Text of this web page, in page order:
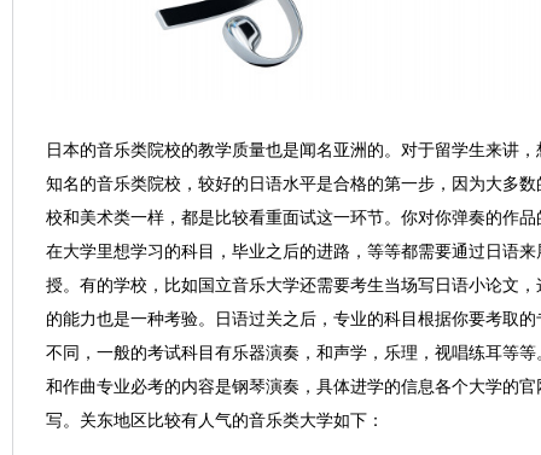
日本的音乐类院校的教学质量也是闻名亚洲的。对于留学生来讲
知名的音乐类院校，较好的日语水平是合格的第一步，因为大多数
校和美术类一样，都是比较看重面试这一环节。你对你弹奏的作品
在大学里想学习的科目，毕业之后的进路，等等都需要通过日语来
授。有的学校，比如国立音乐大学还需要考生当场写日语小论文，
的能力也是一种考验。日语过关之后，专业的科目根据你要考取的
不同，一般的考试科目有乐器演奏，和声学，乐理，视唱练耳等等
和作曲专业必考的内容是钢琴演奏，具体进学的信息各个大学的官
写。关东地区比较有人气的音乐类大学如下：